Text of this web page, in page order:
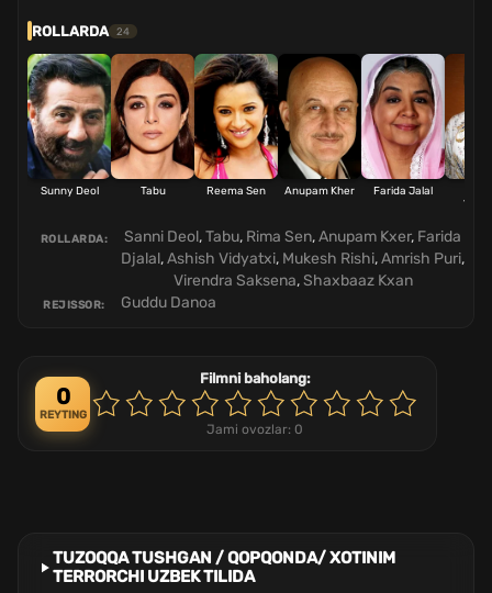
ROLLARDA 24
Sunny Deol Tabu Reema Sen Anupam Kher Farida Jalal
ROLLARDA: Sanni Deol,Tabu, Rima Sen,Anupam Kxer, Farida
Djalal,Ashish Vidyatxi, Mukesh Rishi,Amrish Puri,
Virendra Saksena,Shaxbaaz Kxan
REJISSOR: Guddu Danoa
0
REYTING
Filmni baholang:
Jami ovozlar: 0
TUZOQQA TUSHGAN / QOPQONDA/ XOTINIM
TERRORCHI UZBEK TILIDA